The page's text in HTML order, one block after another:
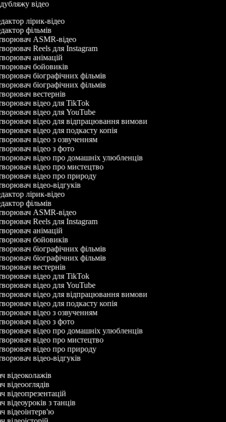
дубляжу відео
лірик-відео
фільмів
ASMR-відео
Reels для Instagram
анімацій
бойовиків
біографічних фільмів
біографічних фільмів
вестернів
відео для TikTok
відео для YouTube
відео для відпрацювання вимови
відео для подкасту копія
відео з озвученням
відео з фото
відео про домашніх улюбленців
відео про мистецтво
відео про природу
відео-відгуків
лірик-відео
фільмів
ASMR-відео
Reels для Instagram
анімацій
бойовиків
біографічних фільмів
біографічних фільмів
вестернів
відео для TikTok
відео для YouTube
відео для відпрацювання вимови
відео для подкасту копія
відео з озвученням
відео з фото
відео про домашніх улюбленців
відео про мистецтво
відео про природу
відео-відгуків
відеоколажів
відеооглядів
відеопрезентацій
відеоуроків з танців
відеоінтерв'ю